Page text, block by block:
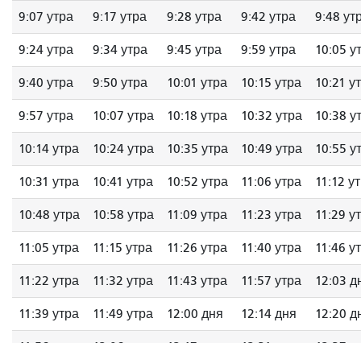
9:07 утра 9:17 утра 9:28 утра 9:42 утра 9:48
9:24 утра 9:34 утра 9:45 утра 9:59 утра 10:05
9:40 утра 9:50 утра 10:01 утра 10:15 утра 10:21
9:57 утра 10:07 утра 10:18 утра 10:32 утра 10:38
10:14 утра 10:24 утра 10:35 утра 10:49 утра 10:55
10:31 утра 10:41 утра 10:52 утра 11:06 утра 11:12
10:48 утра 10:58 утра 11:09 утра 11:23 утра 11:29
11:05 утра 11:15 утра 11:26 утра 11:40 утра 11:46
11:22 утра 11:32 утра 11:43 утра 11:57 утра 12:03
11:39 утра 11:49 утра 12:00 дня 12:14 дня 12:20